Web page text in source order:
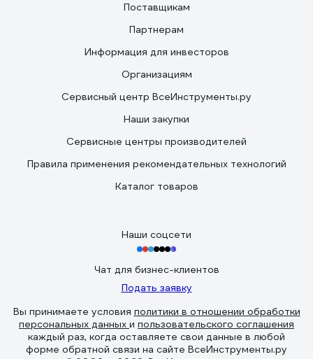
Поставщикам
Партнерам
Информация для инвесторов
Организациям
Сервисный центр ВсеИнструменты.ру
Наши закупки
Сервисные центры производителей
Правила применения рекомендательных технологий
Каталог товаров
Наши соцсети
Чат для бизнес-клиентов
Подать заявку
Вы принимаете условия политики в отношении обработки
персональных данных и пользовательского соглашения
каждый раз, когда оставляете свои данные в любой
форме обратной связи на сайте ВсеИнструменты.ру